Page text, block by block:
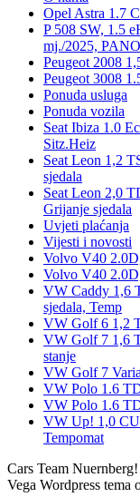
Opel Astra 1.7
P 508 SW, 1.5
mj./2025,
Peugeot 2008
Peugeot 3008
Ponuda usluga
Ponuda vozila
Seat Ibiza 1.0
Sitz.Heiz
Seat Leon 1,2
sjedala
Seat Leon 2,0
Grijanje sjedala
Uvjeti plaćanja
Vijesti i novosti
Volvo V40
Volvo V40
VW Caddy 1,6
sjedala, Temp
VW Golf 6 1,2
VW Golf 7 1,6
stanje
VW Golf 7
VW Polo 1.6
VW Polo 1.6
VW Up! 1,0
Tempomat
Cars Team
Vega Wordpress tema